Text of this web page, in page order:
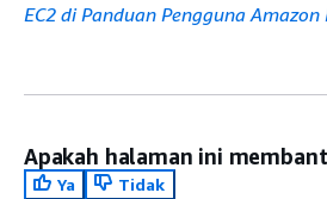
EC2 di Panduan Pengguna Amazon
Apakah halaman ini
Ya
Tidak